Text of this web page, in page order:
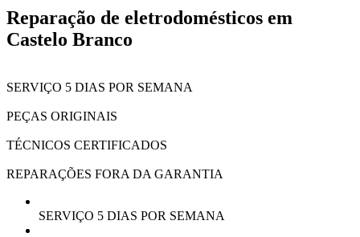
Reparação de eletrodomésticos em
Castelo Branco
SERVIÇO 5 DIAS POR SEMANA
PEÇAS ORIGINAIS
TÉCNICOS CERTIFICADOS
REPARAÇÕES FORA DA GARANTIA
SERVIÇO 5 DIAS POR SEMANA